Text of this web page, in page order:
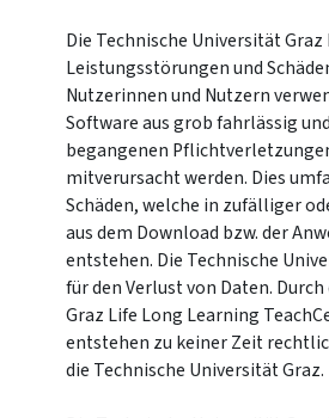
Die Technische Universität
Leistungsstörungen und
Nutzerinnen und Nutzern
Software aus grob fahrlässig
begangenen
mitverursacht werden. Dies
Schäden, welche in zufälliger
aus dem Download bzw. der
entstehen. Die Technische
für den Verlust von Daten.
Graz Life Long Learning
entstehen zu keiner Zeit
die Technische Universität Graz.